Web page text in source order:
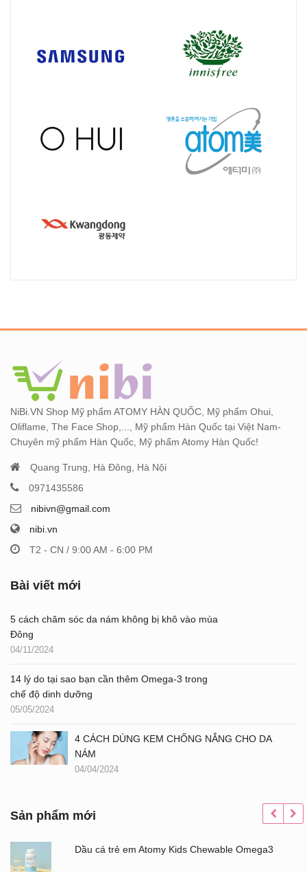
NiBi.VN Shop Mỹ phẩm ATOMY HÀN QUỐC, Mỹ phẩm Ohui,
Oliflame, The Face Shop,..., Mỹ phẩm Hàn Quốc tại Việt Nam-
Chuyên mỹ phẩm Hàn Quốc, Mỹ phẩm Atomy Hàn Quốc!
Quang Trung, Hà Đông, Hà Nội
0971435586
nibivn@gmail.com
nibi.vn
T2 - CN / 9:00 AM - 6:00 PM
Bài viết mới
5 cách chăm sóc da nám không bị khô vào mùa
Đông
04/11/2024
14 lý do tại sao bạn cần thêm Omega-3 trong
chế độ dinh dưỡng
05/05/2024
4 CÁCH DÙNG KEM CHỐNG NẮNG CHO DA
NÁM
04/04/2024
Sản phẩm mới
Dầu cá trẻ em Atomy Kids Chewable Omega3